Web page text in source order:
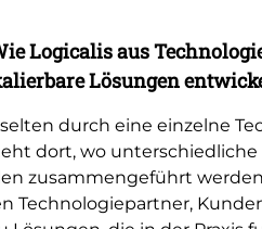
Logicalis aus
Lösungen
durch eine einzelne
dort, wo unterschiedliche
zusammengeführt
Technologiepartner,